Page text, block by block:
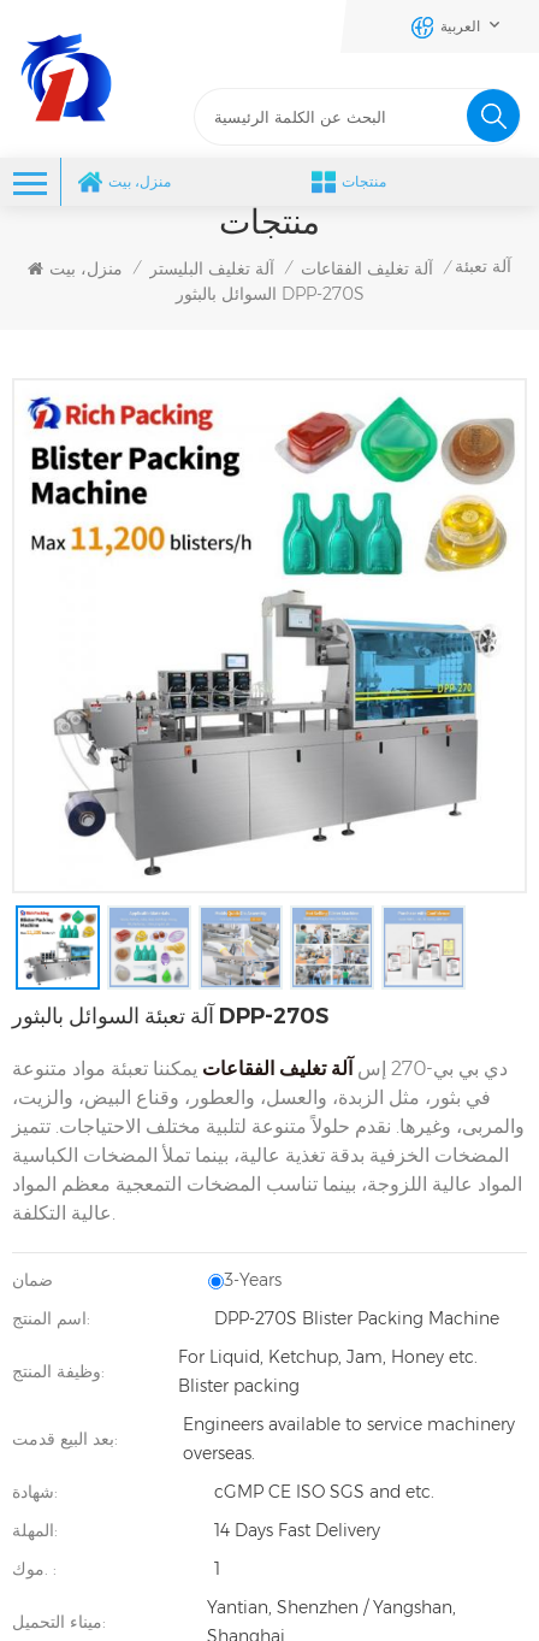
العربية
منزل، بيت منتجات
منتجات
منزل، بيت / آلة تغليف البليستر / آلة تغليف الفقاعات / آلة تعبئة
السوائل بالبثور DPP-270S
آلة تعبئة السوائل بالبثور DPP-270S
دي بي بي-270 إس آلة تغليف الفقاعات يمكننا تعبئة مواد متنوعة
في بثور، مثل الزبدة، والعسل، والعطور، وقناع البيض، والزيت،
والمربى، وغيرها. نقدم حلولاً متنوعة لتلبية مختلف الاحتياجات. تتميز
المضخات الخزفية بدقة تغذية عالية، بينما تملأ المضخات الكباسية
المواد عالية اللزوجة، بينما تناسب المضخات التمعجية معظم المواد
ضمان
3-Years
اسم المنتج:
DPP-270S Blister Packing Machine
وظيفة المنتج:
For Liquid, Ketchup, Jam, Honey etc.
Blister packing
بعد البيع قدمت:
Engineers available to service machinery
overseas.
شهادة:
cGMP CE ISO SGS and etc.
المهلة:
14 Days Fast Delivery
موك. :
1
ميناء التحميل:
Yantian, Shenzhen / Yangshan,
Shanghai